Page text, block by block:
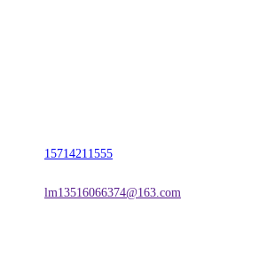
15714211555
lm13516066374@163.com